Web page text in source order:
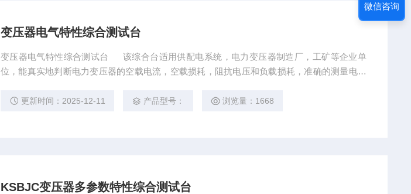
变压器电气特性综合测试台
变压器电气特性综合测试台 该综合台适用供配电系统，电力变压器制造厂，工矿等企业单
位，能真实地判断电力变压器的空载电流，空载损耗，阻抗电压和负载损耗，准确的测量电力
据。 更新时间：2025-12-11 产品型号： 浏览量：1668
KSBJC变压器多参数特性综合测试台
微信咨询